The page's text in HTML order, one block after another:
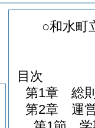
○和水町
目次
第1章
総
第2章
運